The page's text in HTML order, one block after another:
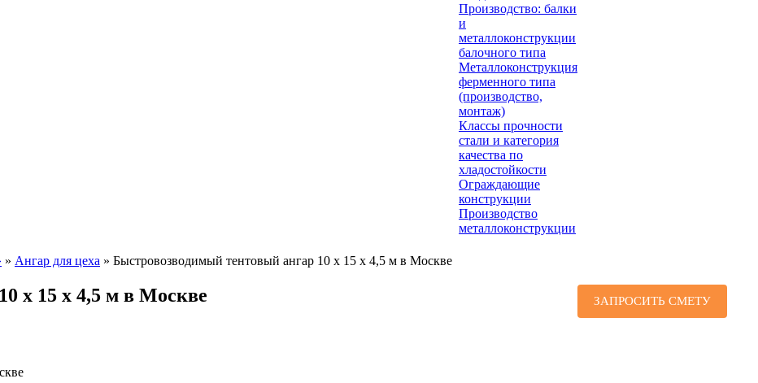
Производство: балки
и
металлоконструкции
балочного типа
Металлоконструкция
ферменного типа
(производство,
монтаж)
Классы прочности
стали и категория
качества по
хладостойкости
Ограждающие
конструкции
Производство
металлоконструкции
» Ангар для цеха » Быстровозводимый тентовый ангар 10 x 15 х 4,5 м в Москве
ЗАПРОСИТЬ СМЕТУ
x 15 х 4,5 м в Москве